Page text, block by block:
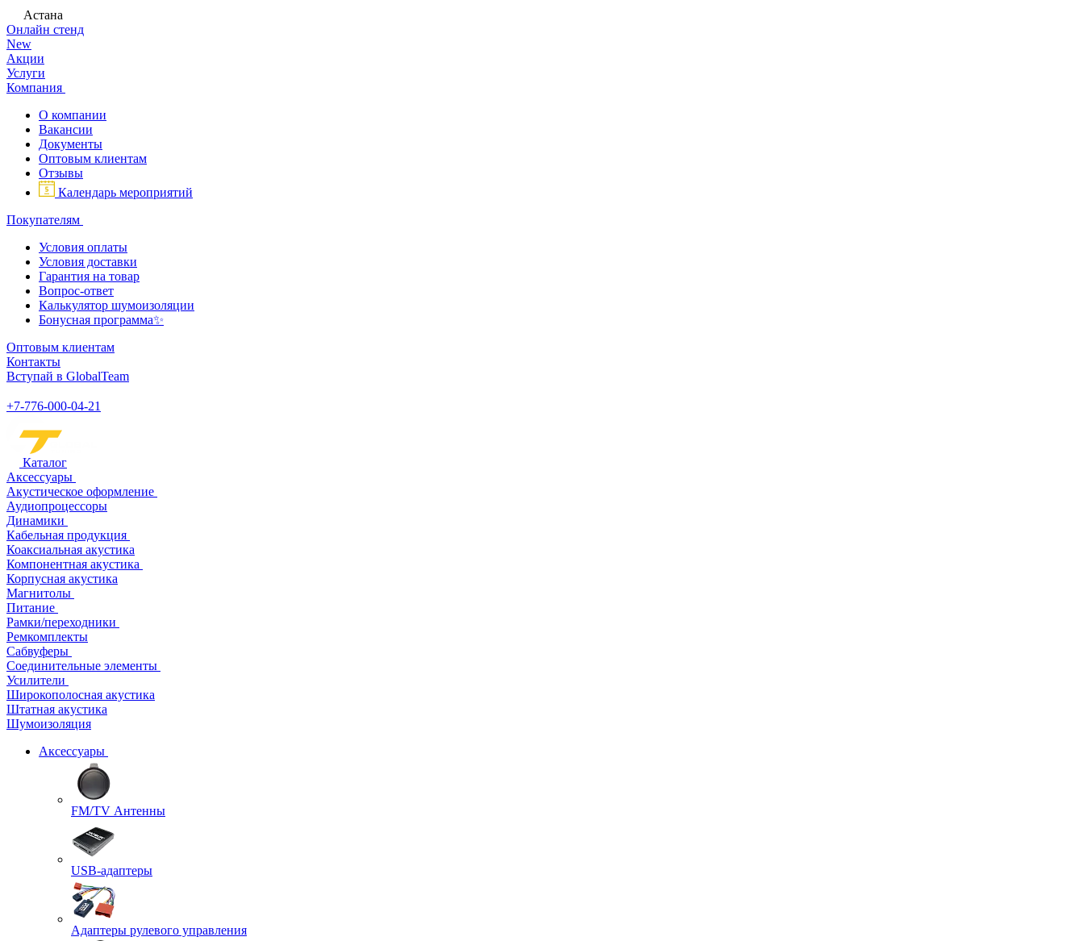
Астана
Онлайн стенд
New
Акции
Услуги
Компания
О компании
Вакансии
Документы
Оптовым клиентам
Отзывы
Календарь мероприятий
Покупателям
Условия оплаты
Условия доставки
Гарантия на товар
Вопрос-ответ
Калькулятор шумоизоляции
Бонусная программа✨
Оптовым клиентам
Контакты
Вступай в GlobalTeam
+7-776-000-04-21
Каталог
Аксессуары
Акустическое оформление
Аудиопроцессоры
Динамики
Кабельная продукция
Коаксиальная акустика
Компонентная акустика
Корпусная акустика
Магнитолы
Питание
Рамки/переходники
Ремкомплекты
Сабвуферы
Соединительные элементы
Усилители
Широкополосная акустика
Штатная акустика
Шумоизоляция
Аксессуары
FM/TV Антенны
USB-адаптеры
Адаптеры рулевого управления